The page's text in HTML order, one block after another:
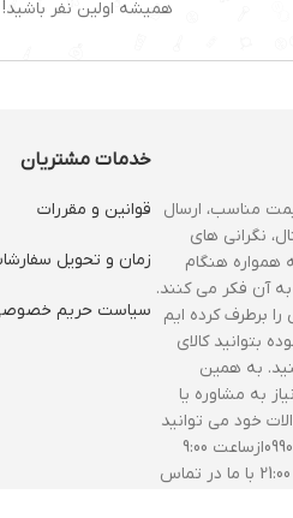
همیشه اولین نفر باشید!
مناسب، ارسال
نگرانی های
همواره هنگام
به آن فکر می کنند.
را برطرف کرده ایم
بتوانید کالای
به همین
به مشاوره یا
خود می توانید
با شماره 09907750029ازساعت 9:00
الی14:00و18:00 الی 21:00 با ما در تماس
خدمات مشتریان
قوانین و مقررات
زمان و‌ تحویل
سیاست حریم